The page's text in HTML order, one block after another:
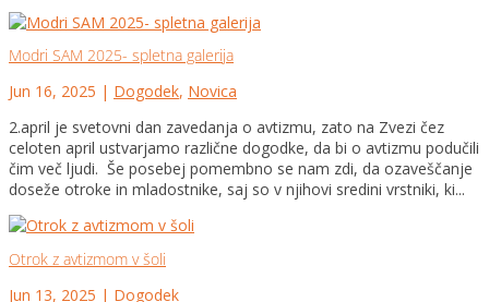
Modri SAM 2025- spletna galerija
Jun 16, 2025 | Dogodek, Novica
2.april je svetovni dan zavedanja o avtizmu, zato na Zvezi čez
celoten april ustvarjamo različne dogodke, da bi o avtizmu podučili
čim več ljudi. Še posebej pomembno se nam zdi, da ozaveščanje
doseže otroke in mladostnike, saj so v njihovi sredini vrstniki, ki...
Otrok z avtizmom v šoli
Jun 13, 2025 | Dogodek